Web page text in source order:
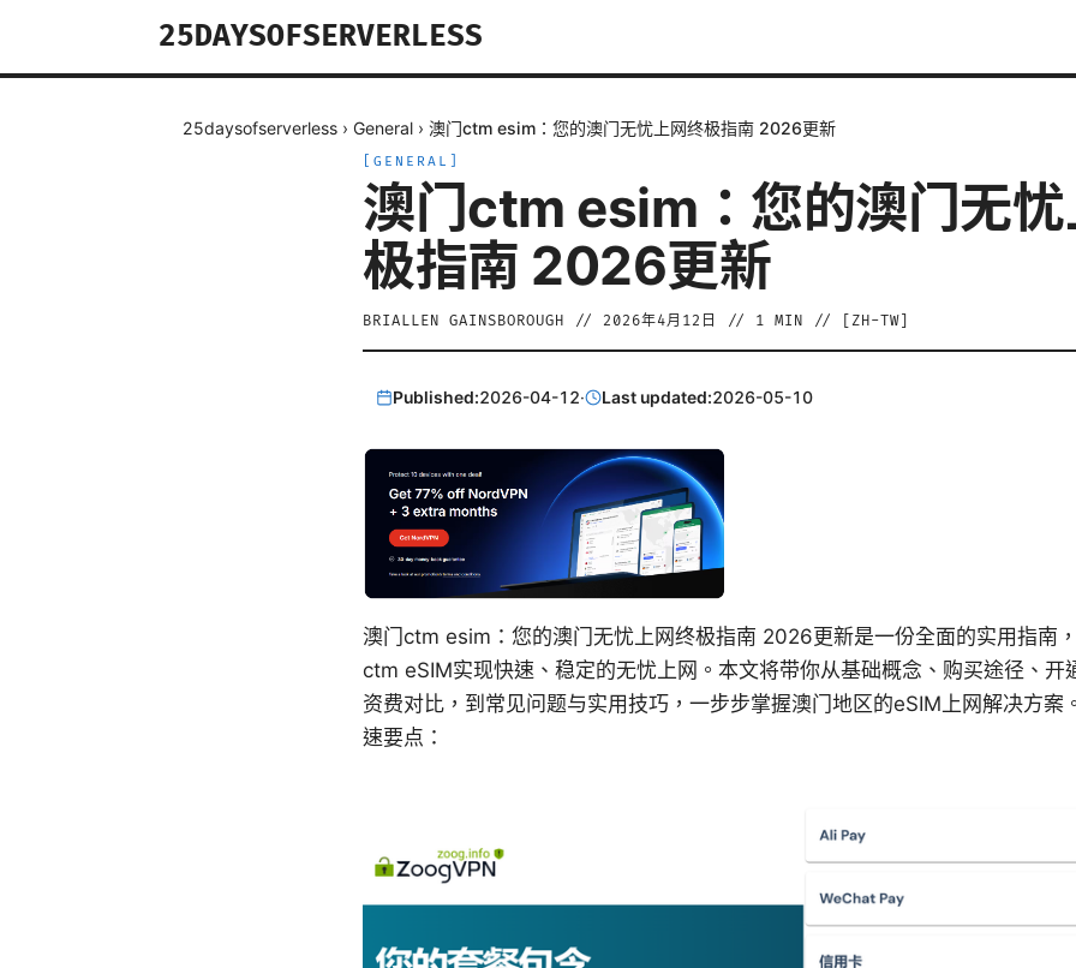
25DAYSOFSERVERLESS
25daysofserverless › General › 澳门ctm esim：您的澳门无忧上网终极指南 2026更新
GENERAL
澳门ctm esim：您的澳门无
极指南 2026更新
BRIALLEN GAINSBOROUGH // 2026年4月12日 // 1 MIN // [ ZH-TW
Published:2026-04-12· Last updated:2026-05-10
澳门ctm esim：您的澳门无忧上网终极指南 2026更新是一份全面的实用指南
ctm eSIM实现快速、稳定的无忧上网。本文将带你从基础概念、购买途径、开
资费对比，到常见问题与实用技巧，一步步掌握澳门地区的eSIM上网解决方案
速要点：